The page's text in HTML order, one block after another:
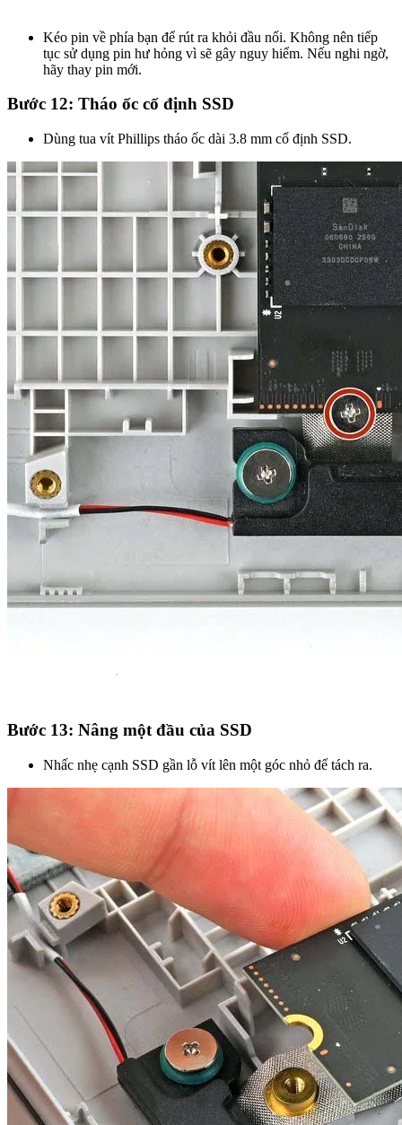
Kéo pin về phía bạn để rút ra khỏi đầu nối. Không nên tiếp
tục sử dụng pin hư hỏng vì sẽ gây nguy hiểm. Nếu nghi ngờ,
hãy thay pin mới.
Bước 12: Tháo ốc cố định SSD
Dùng tua vít Phillips tháo ốc dài 3.8 mm cố định SSD.
Bước 13: Nâng một đầu của SSD
Nhấc nhẹ cạnh SSD gần lỗ vít lên một góc nhỏ để tách ra.